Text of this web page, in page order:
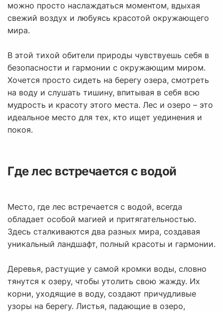
можно просто наслаждаться моментом, вдыхая
свежий воздух и любуясь красотой окружающего
мира.
В этой тихой обители природы чувствуешь себя в
безопасности и гармонии с окружающим миром.
Хочется просто сидеть на берегу озера, смотреть
на воду и слушать тишину, впитывая в себя всю
мудрость и красоту этого места. Лес и озеро – это
идеальное место для тех, кто ищет уединения и
покоя.
Где лес встречается с водой
Место, где лес встречается с водой, всегда
обладает особой магией и притягательностью.
Здесь сталкиваются два разных мира, создавая
уникальный ландшафт, полный красоты и гармонии.
Деревья, растущие у самой кромки воды, словно
тянутся к озеру, чтобы утолить свою жажду. Их
корни, уходящие в воду, создают причудливые
узоры на берегу. Листья, падающие в озеро,